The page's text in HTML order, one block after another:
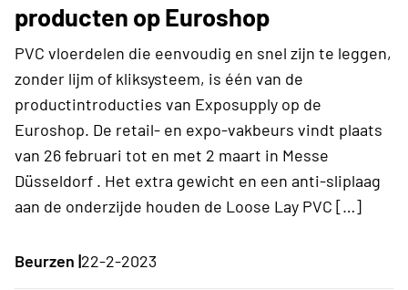
producten op Euroshop
PVC vloerdelen die eenvoudig en snel zijn te leggen,
zonder lijm of kliksysteem, is één van de
productintroducties van Exposupply op de
Euroshop. De retail- en expo-vakbeurs vindt plaats
van 26 februari tot en met 2 maart in Messe
Düsseldorf . Het extra gewicht en een anti-sliplaag
aan de onderzijde houden de Loose Lay PVC […]
Beurzen |22-2-2023